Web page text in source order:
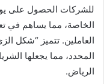
للشركات الحصول على
الخاصة، مما يساهم في
العاملين. تتميز “شكل
المحدد، مما يجعلها
الرياض.